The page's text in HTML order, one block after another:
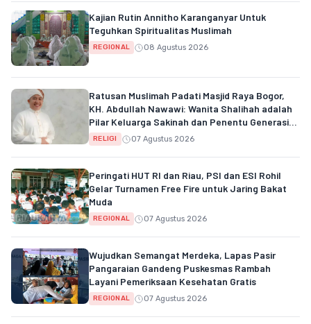
Kajian Rutin Annitho Karanganyar Untuk
Teguhkan Spiritualitas Muslimah
REGIONAL 08 Agustus 2026
Ratusan Muslimah Padati Masjid Raya Bogor,
KH. Abdullah Nawawi: Wanita Shalihah adalah
Pilar Keluarga Sakinah dan Penentu Generasi
Qur'ani
RELIGI 07 Agustus 2026
Peringati HUT RI dan Riau, PSI dan ESI Rohil
Gelar Turnamen Free Fire untuk Jaring Bakat
Muda
REGIONAL 07 Agustus 2026
Wujudkan Semangat Merdeka, Lapas Pasir
Pangaraian Gandeng Puskesmas Rambah
Layani Pemeriksaan Kesehatan Gratis
REGIONAL 07 Agustus 2026